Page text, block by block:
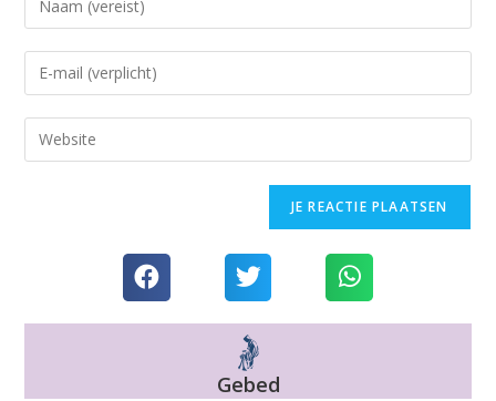
Gebed